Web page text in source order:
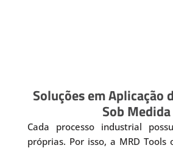
Soluções em Aplicação
Sob Medida
Cada processo industrial
próprias. Por isso, a MRD